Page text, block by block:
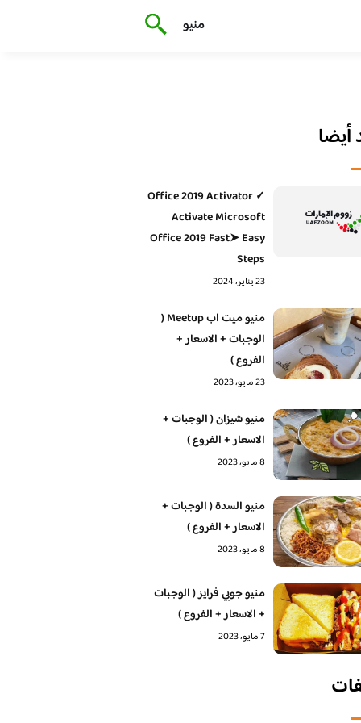
منيو
Office 2019 Activator ✓
Activate Microsoft
Office 2019 Fast➤ Easy
Steps
23 يناير، 2024
منيو ميت اب Meetup (
الوجبات + الاسعار +
الفروع )
23 مايو، 2023
منيو شيزان ( الوجبات +
الاسعار + الفروع )
8 مايو، 2023
منيو السدة ( الوجبات +
الاسعار + الفروع )
8 مايو، 2023
منيو جوبي فرايز ( الوجبات
+ الاسعار + الفروع )
7 مايو، 2023